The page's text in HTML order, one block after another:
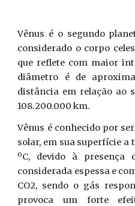
Vênus é o segundo
considerado o corpo
que reflete com maior
diâmetro é de
distância em relação ao
108.200.000 km.
Vênus é conhecido por
solar, em sua superfície a
ºC, devido à presença
considerada espessa e
CO2, sendo o gás
provoca um forte